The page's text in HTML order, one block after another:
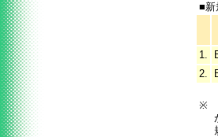
■新
1.
2.
※